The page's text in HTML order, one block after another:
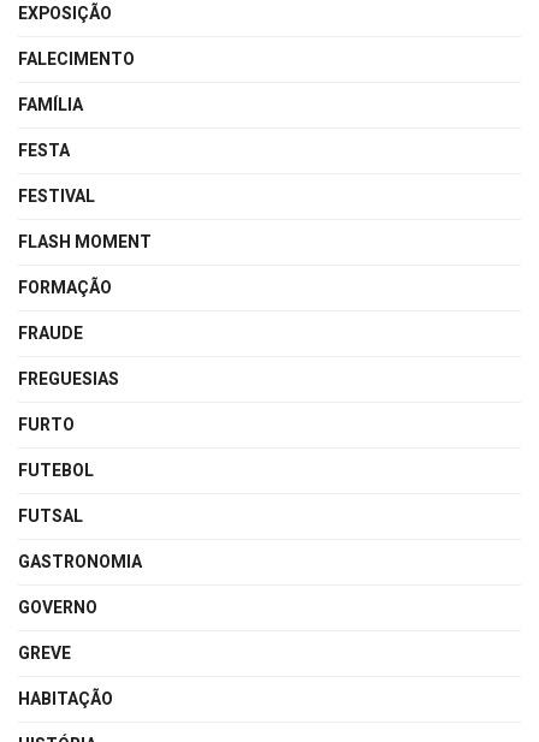
EXPOSIÇÃO
FALECIMENTO
FAMÍLIA
FESTA
FESTIVAL
FLASH MOMENT
FORMAÇÃO
FRAUDE
FREGUESIAS
FURTO
FUTEBOL
FUTSAL
GASTRONOMIA
GOVERNO
GREVE
HABITAÇÃO